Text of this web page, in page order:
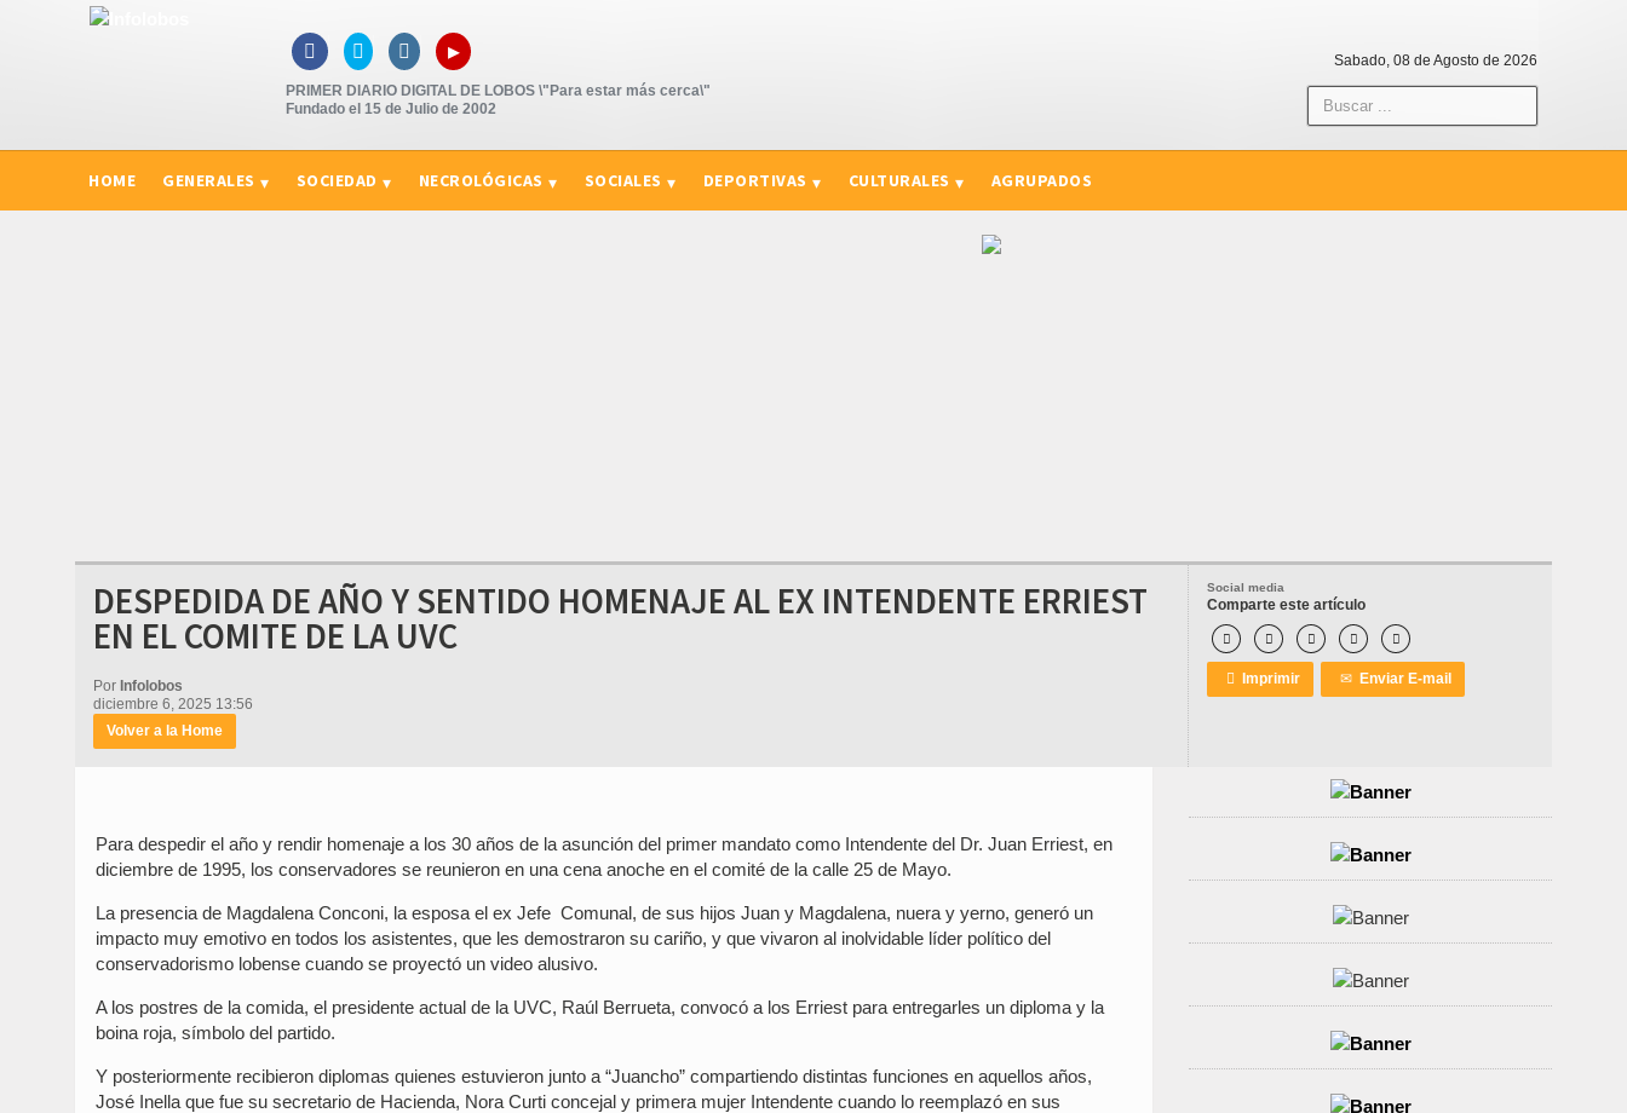
   ▸
PRIMER DIARIO DIGITAL DE LOBOS \"Para estar más cerca\"
Fundado el 15 de Julio de 2002
Sabado, 08 de Agosto de 2026
HOME GENERALES SOCIEDAD NECROLÓGICAS SOCIALES DEPORTIVAS CULTURALES AGRUPADOS
Social media
Comparte este artículo
    
 Imprimir ✉ Enviar E-mail
DESPEDIDA DE AÑO Y SENTIDO HOMENAJE AL EX INTENDENTE ERRIEST
EN EL COMITE DE LA UVC
Por Infolobos
diciembre 6, 2025 13:56
Volver a la Home
Para despedir el año y rendir homenaje a los 30 años de la asunción del primer mandato como Intendente del Dr. Juan Erriest, en
diciembre de 1995, los conservadores se reunieron en una cena anoche en el comité de la calle 25 de Mayo.
La presencia de Magdalena Conconi, la esposa el ex Jefe Comunal, de sus hijos Juan y Magdalena, nuera y yerno, generó un
impacto muy emotivo en todos los asistentes, que les demostraron su cariño, y que vivaron al inolvidable líder político del
conservadorismo lobense cuando se proyectó un video alusivo.
A los postres de la comida, el presidente actual de la UVC, Raúl Berrueta, convocó a los Erriest para entregarles un diploma y la
boina roja, símbolo del partido.
Y posteriormente recibieron diplomas quienes estuvieron junto a “Juancho” compartiendo distintas funciones en aquellos años,
José Inella que fue su secretario de Hacienda, Nora Curti concejal y primera mujer Intendente cuando lo reemplazó en sus